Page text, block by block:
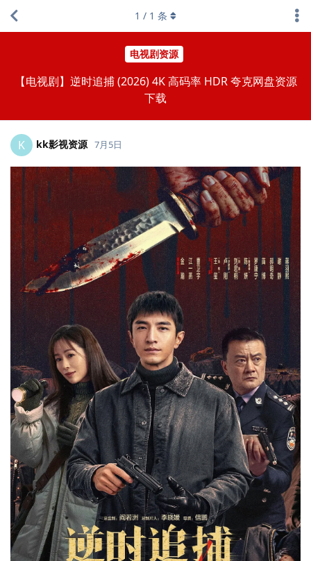
电视剧资源
【电视剧】逆时追捕 (2026) 4K 高码率 HDR 夸克网盘资源
下载
1 / 1 条
K kk影视资源 7月5日